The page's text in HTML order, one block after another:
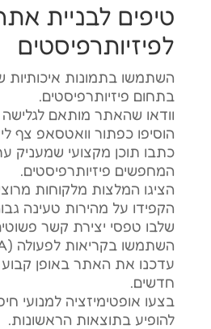
טיפים לבניית
לפיזיותרפיסטים
השתמשו בתמונות איכותיות
בתחום פיזיותרפיסטים.
וודאו שהאתר מותאם
הוסיפו כפתור וואטסאפ צף
כתבו תוכן מקצועי שמעניק
המחפשים פיזיותרפיסטים.
הציגו המלצות מלקוחות
הקפידו על מהירות טעינה
שלבו טפסי יצירת קשר
השתמשו בקריאות לפעולה (CTA) משכנעות.
עדכנו את האתר באופן קבוע
חדשים.
להופיע בתוצאות הראשונות.